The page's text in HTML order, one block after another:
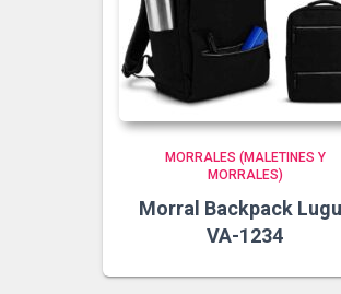
MORRALES (MALETINES Y
MORRALES)
Morral Backpack
VA-1234